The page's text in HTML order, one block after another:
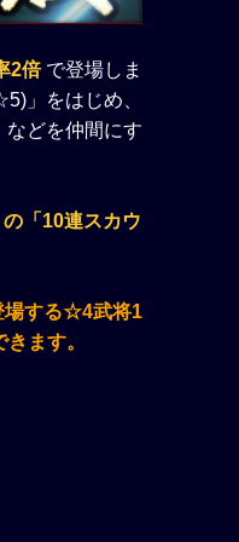
2倍 で登場しま
」をはじめ、
どを仲間にす
「10連スカウ
場する☆4武将1
ます。